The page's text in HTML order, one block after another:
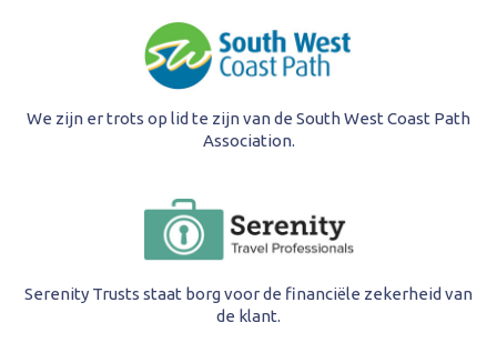
We zijn er trots op lid te zijn van de South West Coast Path
Association.
Serenity Trusts staat borg voor de financiële zekerheid van
de klant.